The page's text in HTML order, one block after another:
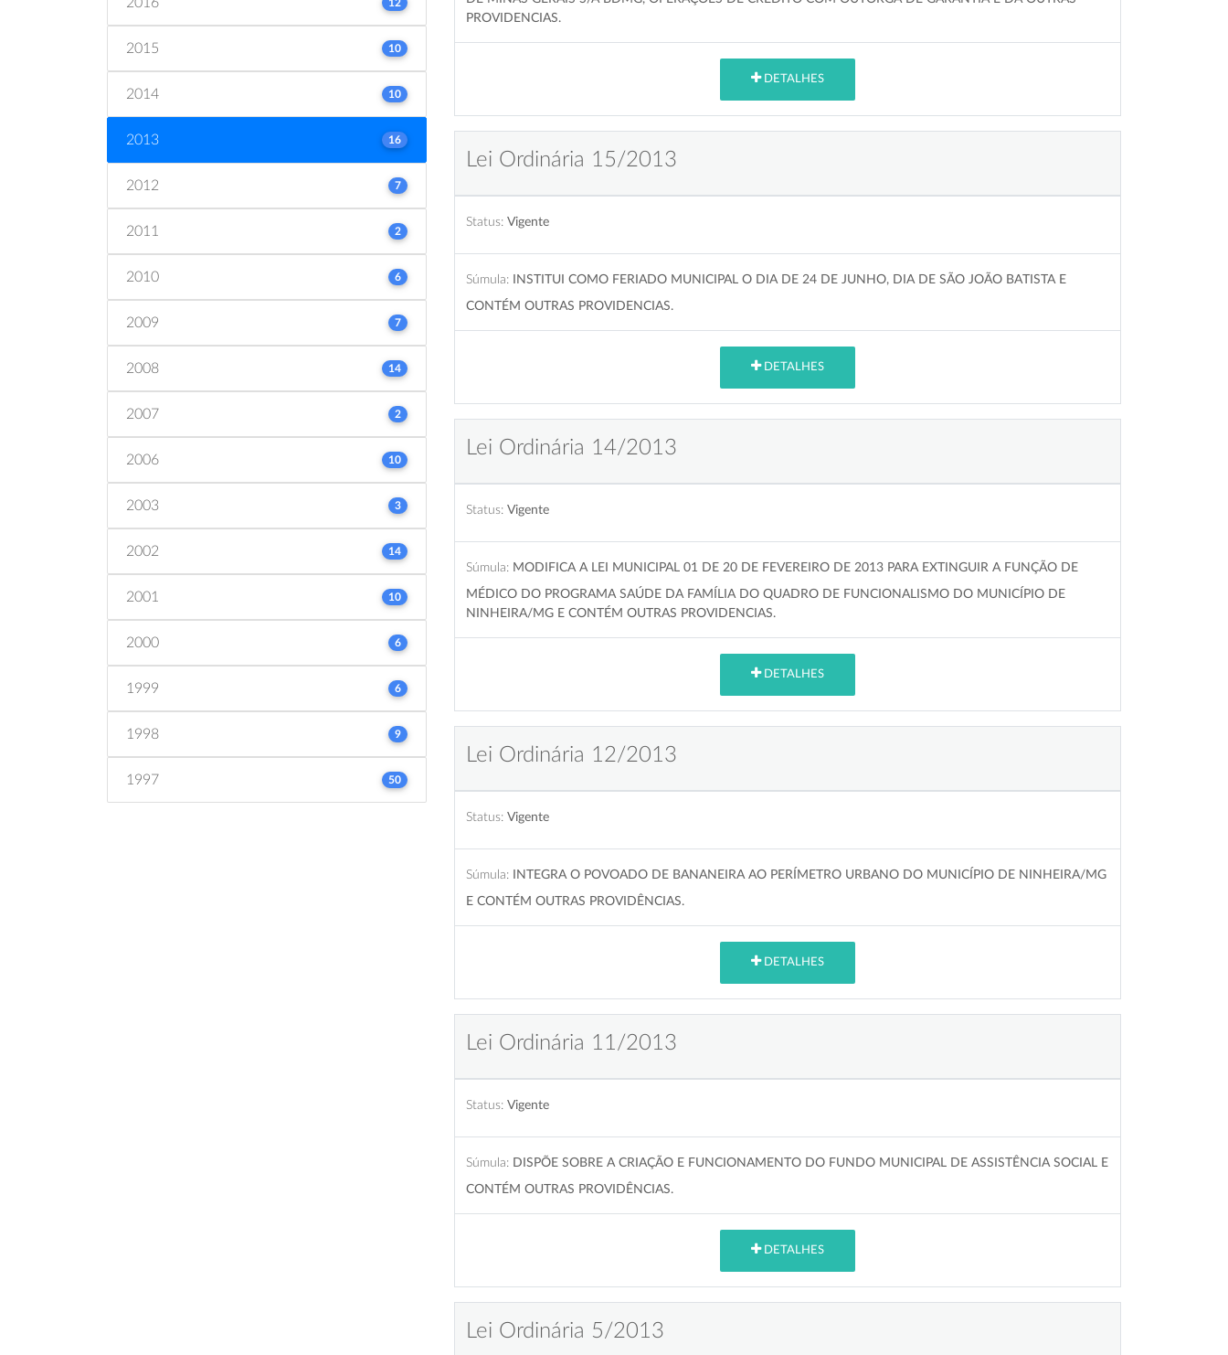
12
2015 10
2014 10
2013 16
2012 7
2011 2
2010 6
2009 7
2008 14
2007 2
2006 10
2003 3
2002 14
2001 10
2000 6
1999 6
1998 9
1997 50
PROVIDENCIAS.
DETALHES
Lei Ordinária 15/2013
Status: Vigente
Súmula:
INSTITUI COMO FERIADO MUNICIPAL O DIA DE 24 DE JUNHO, DIA DE SÃO JOÃO BATISTA E
CONTÉM OUTRAS PROVIDENCIAS.
DETALHES
Lei Ordinária 14/2013
Status: Vigente
Súmula: MODIFICA A LEI MUNICIPAL 01 DE 20 DE FEVEREIRO DE 2013 PARA EXTINGUIR A FUNÇÃO DE
MÉDICO DO PROGRAMA SAÚDE DA FAMÍLIA DO QUADRO DE FUNCIONALISMO DO MUNICÍPIO DE
NINHEIRA/MG E CONTÉM OUTRAS PROVIDENCIAS.
DETALHES
Lei Ordinária 12/2013
Status: Vigente
Súmula:
INTEGRA O POVOADO DE BANANEIRA AO PERÍMETRO URBANO DO MUNICÍPIO DE NINHEIRA/MG
E CONTÉM OUTRAS PROVIDÊNCIAS.
DETALHES
Lei Ordinária 11/2013
Status: Vigente
Súmula: DISPÕE SOBRE A CRIAÇÃO E FUNCIONAMENTO DO FUNDO MUNICIPAL DE ASSISTÊNCIA SOCIAL E
CONTÉM OUTRAS PROVIDÊNCIAS.
DETALHES
Lei Ordinária 5/2013